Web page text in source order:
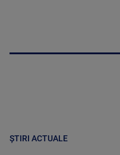
ȘTIRI ACTUALE